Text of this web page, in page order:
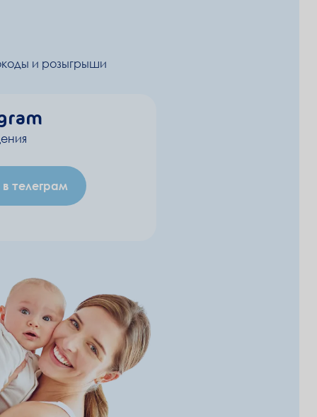
и розыгрыши
телеграм